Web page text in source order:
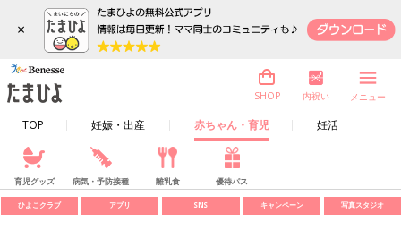
×
TOP 妊娠・出産 赤ちゃん・育児 妊活
SHOP 内祝い メニュー
育児グッズ 病気・予防接種 離乳食 優待パス
ひよこクラブ アプリ SNS キャンペーン 写真スタジオ